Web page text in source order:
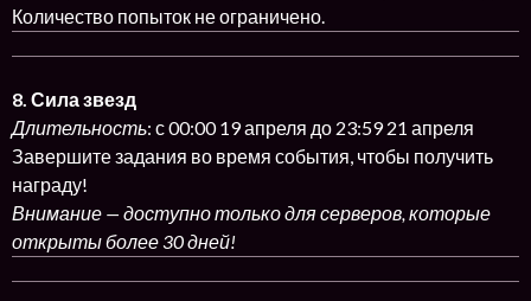
Количество попыток не ограничено.
8. Сила звезд
Длительность: с 00:00 19 апреля до 23:59 21 апреля
Завершите задания во время события, чтобы получить
награду!
Внимание — доступно только для серверов, которые
открыты более 30 дней!